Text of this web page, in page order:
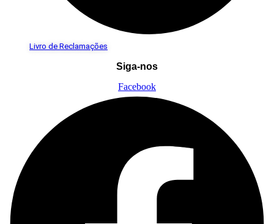
Livro de Reclamações
Siga-nos
Facebook